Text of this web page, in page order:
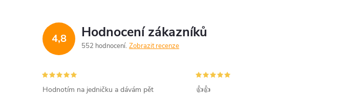
4,8 Hodnocení zákazníků
552 hodnocení Zobrazit recenze
Hodnotím na jedničku a dávám pět
👍👍